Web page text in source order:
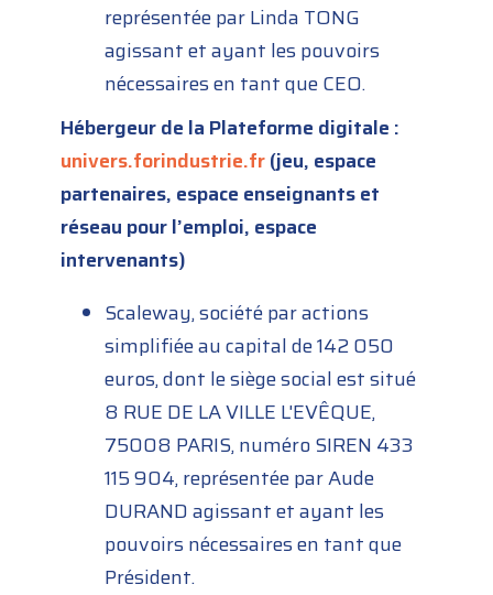
représentée par Linda TONG
agissant et ayant les pouvoirs
nécessaires en tant que CEO.
Hébergeur de la Plateforme digitale :
univers.forindustrie.fr(jeu, espace
partenaires, espace enseignants et
réseau pour l’emploi, espace
intervenants)
Scaleway, société par actions
simplifiée au capital de 142 050
euros, dont le siège social est situé
8 RUE DE LA VILLE L'EVÊQUE,
75008 PARIS, numéro SIREN 433
115 904, représentée par Aude
DURAND agissant et ayant les
pouvoirs nécessaires en tant que
Président.